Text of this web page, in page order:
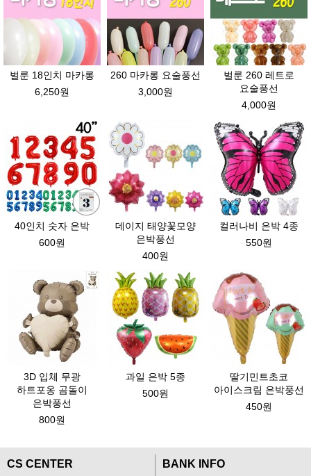
벌룬 18인치 마카롱
6,250원
260 마카롱 요술풍선
3,000원
벌룬 260 레트로
요술풍선
4,000원
40인치 숫자 은박
600원
데이지 태양꽃모양
은박풍선
400원
컬러나비 은박 4종
550원
3D 입체 무광
하트포옹 곰돌이
은박풍선
800원
과일 은박 5종
500원
딸기민트초코
아이스크림 은박풍선
450원
CS CENTER BANK INFO